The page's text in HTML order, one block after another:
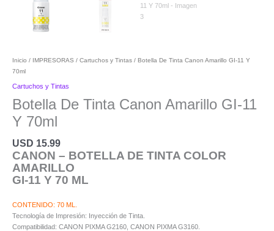
Inicio / IMPRESORAS / Cartuchos y Tintas / Botella De Tinta Canon Amarillo GI-11 Y
70ml
Cartuchos y Tintas
Botella De Tinta Canon Amarillo GI-11
Y 70ml
USD 15.99
CANON – BOTELLA DE TINTA COLOR
AMARILLO
GI-11 Y 70 ML
CONTENIDO: 70 ML.
Tecnología de Impresión: Inyección de Tinta.
Compatibilidad: CANON PIXMA G2160, CANON PIXMA G3160.